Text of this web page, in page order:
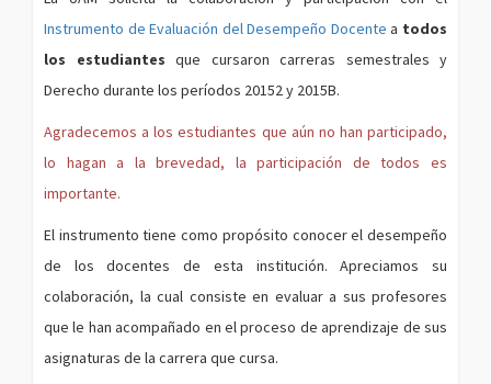
Instrumento de Evaluación del Desempeño Docente a todos
los estudiantes que cursaron carreras semestrales y
Derecho durante los períodos 20152 y 2015B.
Agradecemos a los estudiantes que aún no han participado,
lo hagan a la brevedad, la participación de todos es
importante.
El instrumento tiene como propósito conocer el desempeño
de los docentes de esta institución. Apreciamos su
colaboración, la cual consiste en evaluar a sus profesores
que le han acompañado en el proceso de aprendizaje de sus
asignaturas de la carrera que cursa.